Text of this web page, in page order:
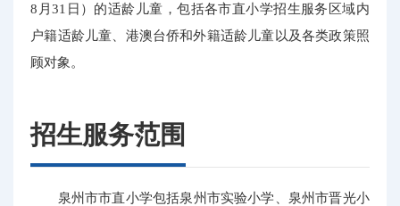
8月31日）的适龄儿童，包括各市直小学招生服务区域内
户籍适龄儿童、港澳台侨和外籍适龄儿童以及各类政策照
顾对象。
招生服务范围
泉州市市直小学包括泉州市实验小学、泉州市晋光小